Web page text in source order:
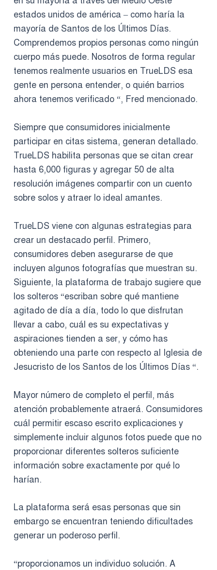
estados unidos de américa – como haría la
mayoría de Santos de los Últimos Días.
Comprendemos propios personas como ningún
cuerpo más puede. Nosotros de forma regular
tenemos realmente usuarios en TrueLDS esa
gente en persona entender, o quién barrios
ahora tenemos verificado “, Fred mencionado.
Siempre que consumidores inicialmente
participar en citas sistema, generan detallado.
TrueLDS habilita personas que se citan crear
hasta 6,000 figuras y agregar 50 de alta
resolución imágenes compartir con un cuento
sobre solos y atraer lo ideal amantes.
TrueLDS viene con algunas estrategias para
crear un destacado perfil. Primero,
consumidores deben asegurarse de que
incluyen algunos fotografías que muestran su.
Siguiente, la plataforma de trabajo sugiere que
los solteros “escriban sobre qué mantiene
agitado de día a día, todo lo que disfrutan
llevar a cabo, cuál es su expectativas y
aspiraciones tienden a ser, y cómo has
obteniendo una parte con respecto al Iglesia de
Jesucristo de los Santos de los Últimos Días “.
Mayor número de completo el perfil, más
atención probablemente atraerá. Consumidores
cuál permitir escaso escrito explicaciones y
simplemente incluir algunos fotos puede que no
proporcionar diferentes solteros suficiente
información sobre exactamente por qué lo
harían.
La plataforma será esas personas que sin
embargo se encuentran teniendo dificultades
generar un poderoso perfil.
“proporcionamos un individuo solución. A